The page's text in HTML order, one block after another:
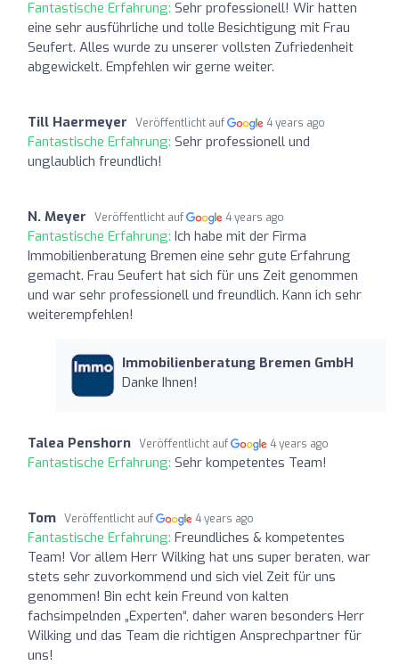
Fantastische Erfahrung: Sehr professionell! Wir hatten
eine sehr ausführliche und tolle Besichtigung mit Frau
Seufert. Alles wurde zu unserer vollsten Zufriedenheit
abgewickelt. Empfehlen wir gerne weiter.
Till Haermeyer Veröffentlicht auf 4 years ago
Fantastische Erfahrung: Sehr professionell und
unglaublich freundlich!
N. Meyer Veröffentlicht auf 4 years ago
Fantastische Erfahrung: Ich habe mit der Firma
Immobilienberatung Bremen eine sehr gute Erfahrung
gemacht. Frau Seufert hat sich für uns Zeit genommen
und war sehr professionell und freundlich. Kann ich sehr
weiterempfehlen!
Immobilienberatung Bremen GmbH
Danke Ihnen!
Talea Penshorn Veröffentlicht auf 4 years ago
Fantastische Erfahrung: Sehr kompetentes Team!
Tom Veröffentlicht auf 4 years ago
Fantastische Erfahrung: Freundliches & kompetentes
Team! Vor allem Herr Wilking hat uns super beraten, war
stets sehr zuvorkommend und sich viel Zeit für uns
genommen! Bin echt kein Freund von kalten
fachsimpelnden „Experten“, daher waren besonders Herr
Wilking und das Team die richtigen Ansprechpartner für
uns!